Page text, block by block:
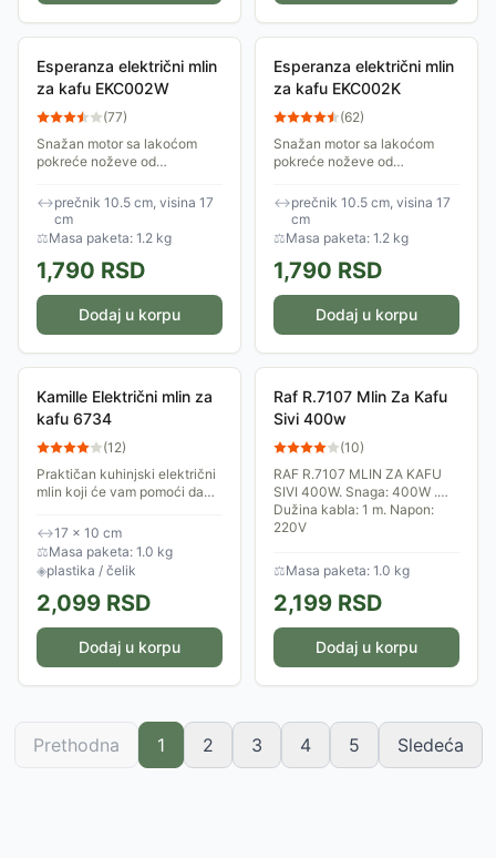
Esperanza električni mlin
za kafu EKC002W
(77)
Snažan motor sa lakoćom
pokreće noževe od
usitnjavaju zrna kafe, do 50g
u jednom turnusu.
↔prečnik 10.5 cm, visina 17
cm
⚖Masa paketa: 1.2 kg
1,790 RSD
Dodaj u korpu
Esperanza električni mlin
za kafu EKC002K
(62)
Snažan motor sa lakoćom
pokreće noževe od
usitnjavaju zrna kafe, do 50g
u jednom turnusu.
↔prečnik 10.5 cm, visina 17
cm
⚖Masa paketa: 1.2 kg
1,790 RSD
Dodaj u korpu
Kamille Električni mlin za
kafu 6734
(12)
Praktičan kuhinjski električni
mlin koji će vam pomoći da
šećer, začine ili orahe. Motor
snage 150W pokreče
čelične...
↔17 × 10 cm
⚖Masa paketa: 1.0 kg
◈plastika / čelik
2,099 RSD
Dodaj u korpu
Raf R.7107 Mlin Za Kafu
Sivi 400w
(10)
RAF R.7107 MLIN ZA KAFU
SIVI 400W. Snaga: 400W .
Dužina kabla: 1 m. Napon:
220V
⚖Masa paketa: 1.0 kg
2,199 RSD
Dodaj u korpu
Prethodna 1 2 3 4 5 Sledeća